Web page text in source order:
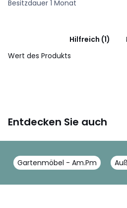
Besitzdauer 1 Monat
Hilfreich (1)
Wert des Produkts
Entdecken Sie auch
Gartenmöbel - Am.Pm